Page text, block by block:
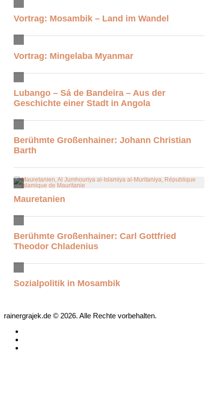
Vortrag: Mosambik – Land im Wandel
Vortrag: Mingelaba Myanmar
Lubango – Sá de Bandeira – Aus der
Geschichte einer Stadt in Angola
Berühmte Großenhainer: Johann Christian
Barth
Mauretanien
Berühmte Großenhainer: Carl Gottfried
Theodor Chladenius
Sozialpolitik in Mosambik
rainergrajek.de © 2026. Alle Rechte vorbehalten.